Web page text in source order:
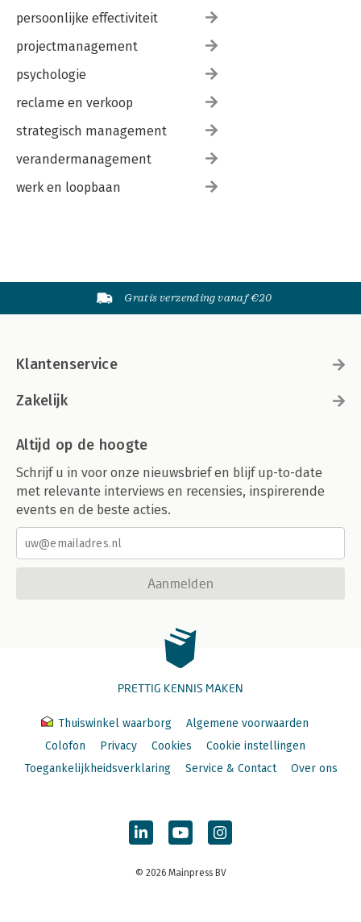
persoonlijke effectiviteit
projectmanagement
psychologie
reclame en verkoop
strategisch management
verandermanagement
werk en loopbaan
Gratis verzending vanaf €20
Klantenservice
Zakelijk
Altijd op de hoogte
Schrijf u in voor onze nieuwsbrief en blijf up-to-date
met relevante interviews en recensies, inspirerende
events en de beste acties.
Aanmelden
PRETTIG KENNIS MAKEN
Thuiswinkel waarborg
Algemene voorwaarden
Colofon
Privacy Cookies
Cookie instellingen
Toegankelijkheidsverklaring
Service & Contact Over ons
© 2026 Mainpress BV